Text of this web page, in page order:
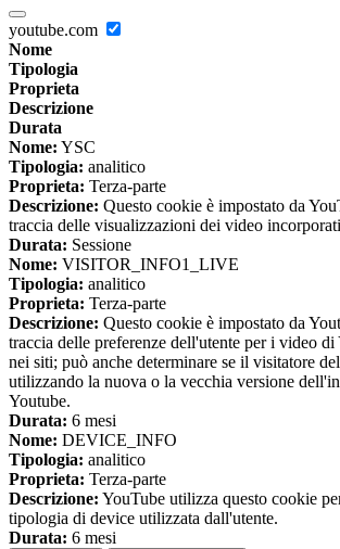
youtube.com
Nome
Tipologia
Proprieta
Descrizione
Durata
Nome: YSC
Tipologia: analitico
Proprieta: Terza-parte
Descrizione: Questo cookie è impostato da
traccia delle visualizzazioni dei video
Durata: Sessione
Nome: VISITOR_INFO1_LIVE
Tipologia: analitico
Proprieta: Terza-parte
Descrizione: Questo cookie è impostato da
traccia delle preferenze dell'utente per i video
nei siti; può anche determinare se il visitatore
utilizzando la nuova o la vecchia versione
Youtube.
Durata: 6 mesi
Nome: DEVICE_INFO
Tipologia: analitico
Proprieta: Terza-parte
Descrizione: YouTube utilizza questo cookie
tipologia di device utilizzata dall'utente.
Durata: 6 mesi